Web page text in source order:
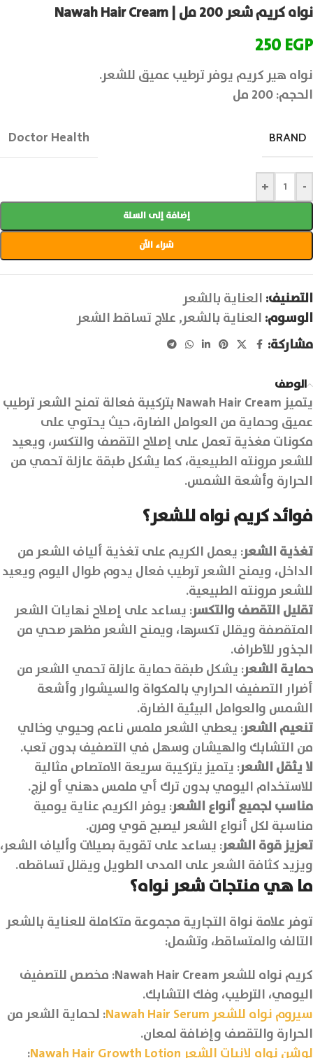
نواه كريم شعر 200 مل | Nawah Hair Cream
250EGP
نواه هير كريم يوفر ترطيب عميق للشعر.
الحجم: 200 مل
BRAND
Doctor Health
-
+
إضافة إلى السلة
شراء الآن
التصنيف: العناية بالشعر
الوسوم: العناية بالشعر, علاج تساقط الشعر
مشاركة:
الوصف
يتميز Nawah Hair Cream بتركيبة فعالة تمنح الشعر ترطيب
عميق وحماية من العوامل الضارة، حيث يحتوي على
مكونات مغذية تعمل على إصلاح التقصف والتكسر، ويعيد
للشعر مرونته الطبيعية، كما يشكل طبقة عازلة تحمي من
الحرارة وأشعة الشمس.
فوائد كريم نواه للشعر؟
تغذية الشعر: يعمل الكريم على تغذية ألياف الشعر من
الداخل، ويمنح الشعر ترطيب فعال يدوم طوال اليوم ويعيد
للشعر مرونته الطبيعية.
تقليل التقصف والتكسر: يساعد على إصلاح نهايات الشعر
المتقصفة ويقلل تكسرها، ويمنح الشعر مظهر صحي من
الجذور للأطراف.
حماية الشعر: يشكل طبقة حماية عازلة تحمي الشعر من
أضرار التصفيف الحراري بالمكواة والسيشوار وأشعة
الشمس والعوامل البيئية الضارة.
تنعيم الشعر: يعطي الشعر ملمس ناعم وحيوي وخالي
من التشابك والهيشان وسهل في التصفيف بدون تعب.
لا يثقل الشعر: يتميز يتركيبة سريعة الامتصاص مثالية
للاستخدام اليومي بدون ترك أي ملمس دهني أو لزج.
مناسب لجميع أنواع الشعر: يوفر الكريم عناية يومية
مناسبة لكل أنواع الشعر ليصبح قوي ومرن.
تعزيز قوة الشعر: يساعد على تقوية بصيلات وألياف الشعر،
ويزيد كثافة الشعر على المدى الطويل ويقلل تساقطه.
ما هي منتجات شعر نواه؟
توفر علامة نواة التجارية مجموعة متكاملة للعناية بالشعر
التالف والمتساقط، وتشمل:
كريم نواه للشعر Nawah Hair Cream: مخصص للتصفيف
اليومي، الترطيب، وفك التشابك.
سيروم نواه للشعر Nawah Hair Serum
: لحماية الشعر من
الحرارة والتقصف وإضافة لمعان.
لوشن نواه لإنبات الشعر Nawah Hair Growth Lotion
: